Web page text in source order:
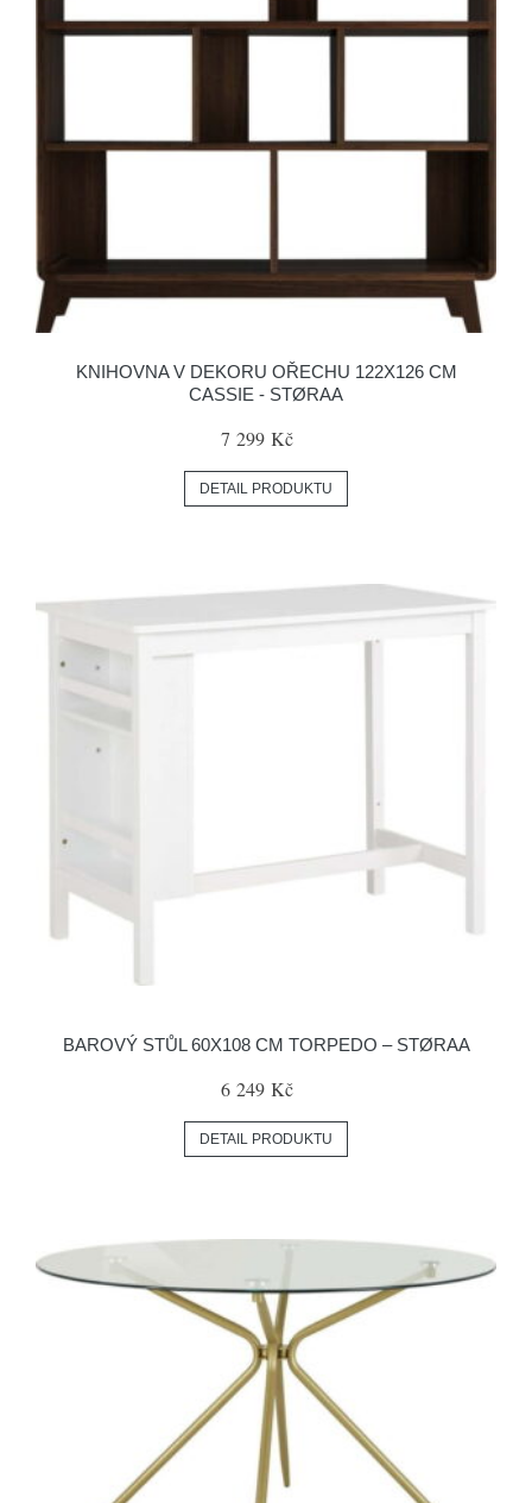
KNIHOVNA V DEKORU OŘECHU 122X126 CM
CASSIE - STØRAA
7 299 Kč
DETAIL PRODUKTU
BAROVÝ STŮL 60X108 CM TORPEDO – STØRAA
6 249 Kč
DETAIL PRODUKTU